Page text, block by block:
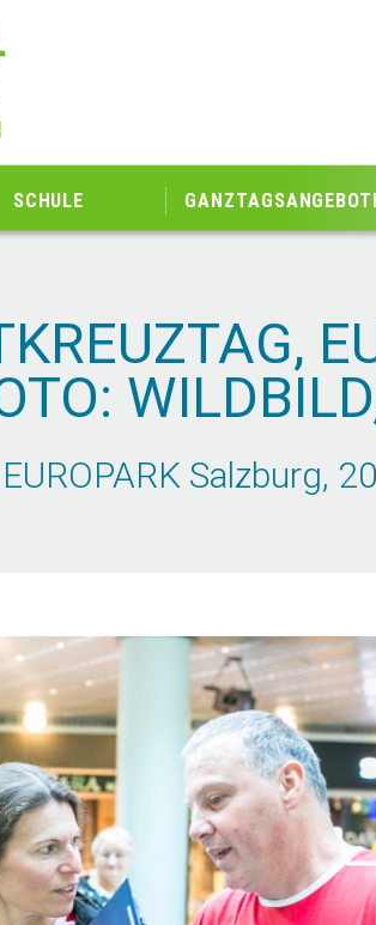
SCHULE
Salzburg,